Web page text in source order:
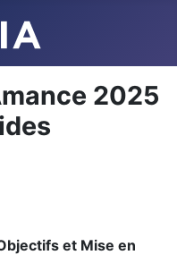
2025
et Mise en